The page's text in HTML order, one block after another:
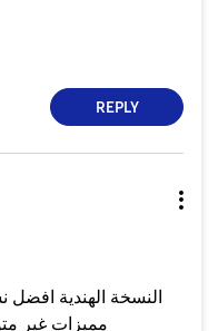
REPLY
النسخة الهندية افضل
مميزات غير